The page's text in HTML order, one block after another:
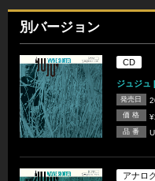
別バージョン
CD
ジュジュ
発売日
価 格
品 番
アナロ